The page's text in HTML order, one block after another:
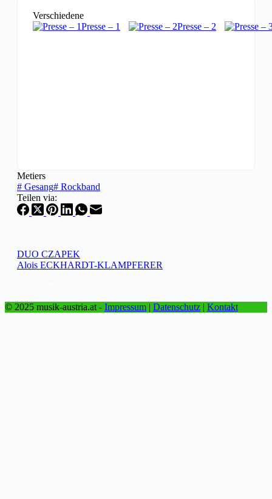
Verschiedene
Presse – 1
Presse – 2
Metiers
# Gesang# Rockband
Teilen via:
DUO CZAPEK
Alois ECKHARDT-KLAMPFERER
© 2025 musik-austria.at - Impressum | Datenschutz | Kontakt